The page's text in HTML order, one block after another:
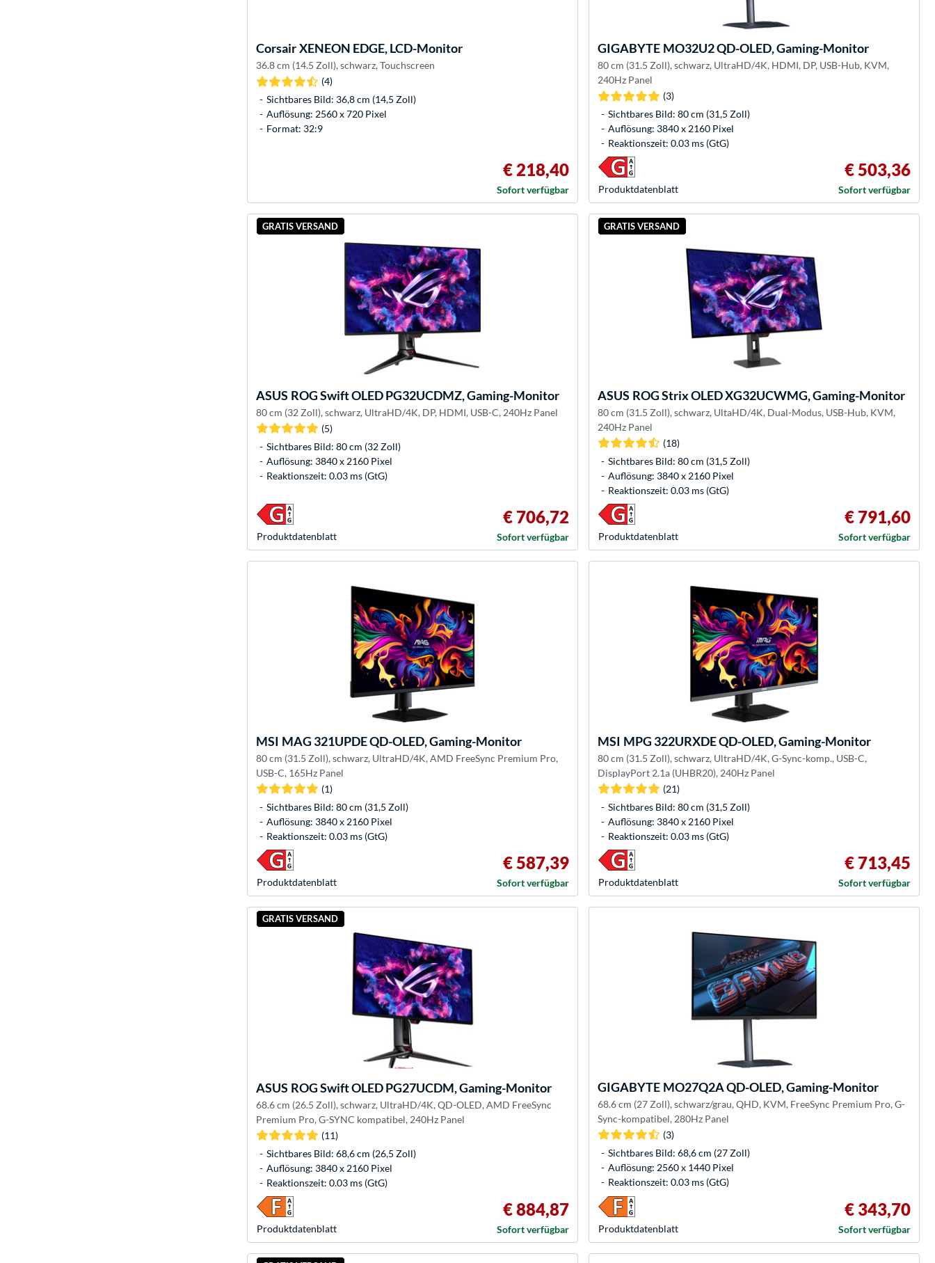
Corsair XENEON EDGE, LCD-Monitor
36.8 cm (14.5 Zoll), schwarz, Touchscreen
(4)
Sichtbares Bild: 36,8 cm (14,5 Zoll)
Auflösung: 2560 x 720 Pixel
Format: 32:9
€ 218,40
Sofort verfügbar
GIGABYTE MO32U2 QD-OLED, Gaming-Monitor
80 cm (31.5 Zoll), schwarz, UltraHD/4K, HDMI, DP, USB-Hub, KVM,
240Hz Panel
(3)
Sichtbares Bild: 80 cm (31,5 Zoll)
Auflösung: 3840 x 2160 Pixel
Reaktionszeit: 0.03 ms (GtG)
Produkt­datenblatt
€ 503,36
Sofort verfügbar
GRATIS VERSAND
ASUS ROG Swift OLED PG32UCDMZ, Gaming-Monitor
80 cm (32 Zoll), schwarz, UltraHD/4K, DP, HDMI, USB-C, 240Hz Panel
(5)
Sichtbares Bild: 80 cm (32 Zoll)
Auflösung: 3840 x 2160 Pixel
Reaktionszeit: 0.03 ms (GtG)
Produkt­datenblatt
€ 706,72
Sofort verfügbar
GRATIS VERSAND
ASUS ROG Strix OLED XG32UCWMG, Gaming-Monitor
80 cm (31.5 Zoll), schwarz, UltaHD/4K, Dual-Modus, USB-Hub, KVM,
240Hz Panel
(18)
Sichtbares Bild: 80 cm (31,5 Zoll)
Auflösung: 3840 x 2160 Pixel
Reaktionszeit: 0.03 ms (GtG)
Produkt­datenblatt
€ 791,60
Sofort verfügbar
MSI MAG 321UPDE QD-OLED, Gaming-Monitor
80 cm (31.5 Zoll), schwarz, UltraHD/4K, AMD FreeSync Premium Pro,
USB-C, 165Hz Panel
(1)
Sichtbares Bild: 80 cm (31,5 Zoll)
Auflösung: 3840 x 2160 Pixel
Reaktionszeit: 0.03 ms (GtG)
Produkt­datenblatt
€ 587,39
Sofort verfügbar
MSI MPG 322URXDE QD-OLED, Gaming-Monitor
80 cm (31.5 Zoll), schwarz, UltraHD/4K, G-Sync-komp., USB-C,
DisplayPort 2.1a (UHBR20), 240Hz Panel
(21)
Sichtbares Bild: 80 cm (31,5 Zoll)
Auflösung: 3840 x 2160 Pixel
Reaktionszeit: 0.03 ms (GtG)
Produkt­datenblatt
€ 713,45
Sofort verfügbar
GRATIS VERSAND
ASUS ROG Swift OLED PG27UCDM, Gaming-Monitor
68.6 cm (26.5 Zoll), schwarz, UltraHD/4K, QD-OLED, AMD FreeSync
Premium Pro, G-SYNC kompatibel, 240Hz Panel
(11)
Sichtbares Bild: 68,6 cm (26,5 Zoll)
Auflösung: 3840 x 2160 Pixel
Reaktionszeit: 0.03 ms (GtG)
Produkt­datenblatt
€ 884,87
Sofort verfügbar
GIGABYTE MO27Q2A QD-OLED, Gaming-Monitor
68.6 cm (27 Zoll), schwarz/grau, QHD, KVM, FreeSync Premium Pro, G-
Sync-kompatibel, 280Hz Panel
(3)
Sichtbares Bild: 68,6 cm (27 Zoll)
Auflösung: 2560 x 1440 Pixel
Reaktionszeit: 0.03 ms (GtG)
Produkt­datenblatt
€ 343,70
Sofort verfügbar